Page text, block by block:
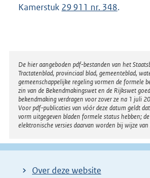
Kamerstuk 29 911 nr. 348.
Disclaimer
De hier aangeboden pdf-bestanden van het
Tractatenblad, provinciaal blad, gemeenteblad,
gemeenschappelijke regeling vormen de formele
zin van de Bekendmakingswet en de Rijkswet
bekendmaking verdragen voor zover ze na 1 juli
Voor pdf-publicaties van vóór deze datum geldt
vorm uitgegeven bladen formele status hebben;
elektronische versies daarvan worden bij wijze van
Over deze website